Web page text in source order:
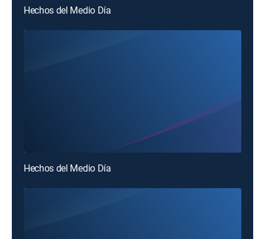
Hechos del Medio Día
Hechos del Medio Día